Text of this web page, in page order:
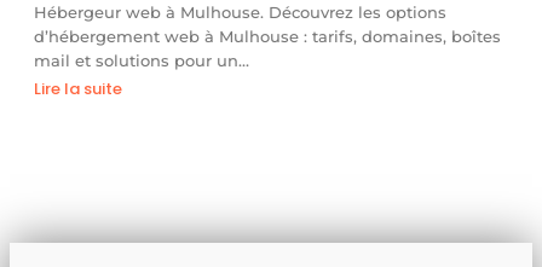
Hébergeur web à Mulhouse. Découvrez les options
d’hébergement web à Mulhouse : tarifs, domaines, boîtes
mail et solutions pour un…
Lire la suite